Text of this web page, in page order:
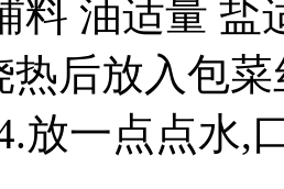
料 油适量 盐
热后放入包
放一点点水,